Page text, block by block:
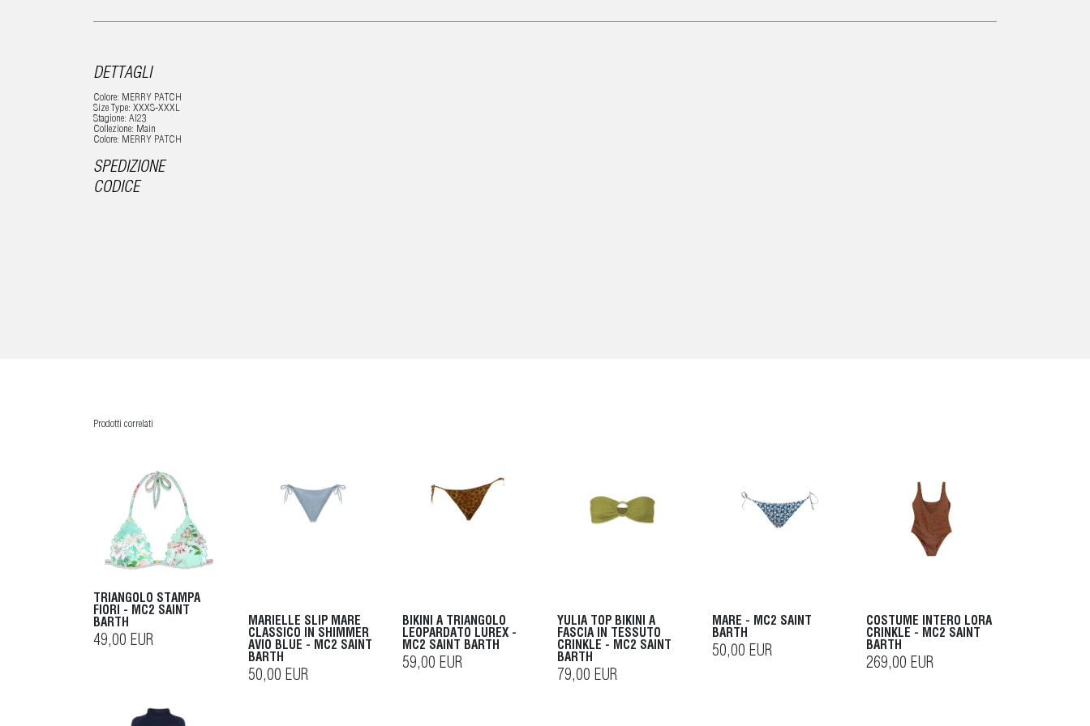
DETTAGLI
Colore: MERRY PATCH
Size Type: XXXS-XXXL
Stagione: AI23
Collezione: Main
Colore: MERRY PATCH
SPEDIZIONE
CODICE
Prodotti correlati
TRIANGOLO STAMPA
FIORI - MC2 SAINT
BARTH
49,00 EUR
MARIELLE SLIP MARE
CLASSICO IN SHIMMER
AVIO BLUE - MC2 SAINT
BARTH
50,00 EUR
BIKINI A TRIANGOLO
LEOPARDATO LUREX -
MC2 SAINT BARTH
59,00 EUR
YULIA TOP BIKINI A
FASCIA IN TESSUTO
CRINKLE - MC2 SAINT
BARTH
79,00 EUR
MARE - MC2 SAINT
BARTH
50,00 EUR
COSTUME INTERO LORA
CRINKLE - MC2 SAINT
BARTH
269,00 EUR